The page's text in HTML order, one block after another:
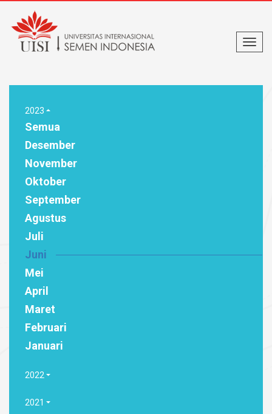
2023
Semua
Desember
November
Oktober
September
Agustus
Juli
Juni
Mei
April
Maret
Februari
Januari
2022
2021